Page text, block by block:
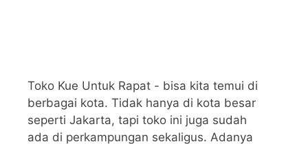
Toko Kue Untuk Rapat - bisa kita temui di
berbagai kota. Tidak hanya di kota besar
seperti Jakarta, tapi toko ini juga sudah
ada di perkampungan sekaligus. Adanya